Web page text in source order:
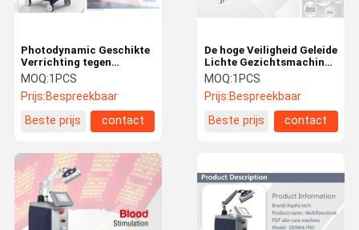
Photodynamic Geschikte
Verrichting tegen
ontstekingen van de
Therapiemachine
MOQ:1PCS
Prijs:Bespreekbaar
Beste prijs
contact
De hoge Veiligheid Geleide
Lichte Gezichtsmachine,
leidde Pdt-Machine voor
Acnebehandeling
MOQ:1PCS
Prijs:Bespreekbaar
Beste prijs
contact